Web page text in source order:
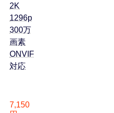
2K
1296p
300万
画素
ONVIF
対応
7,150